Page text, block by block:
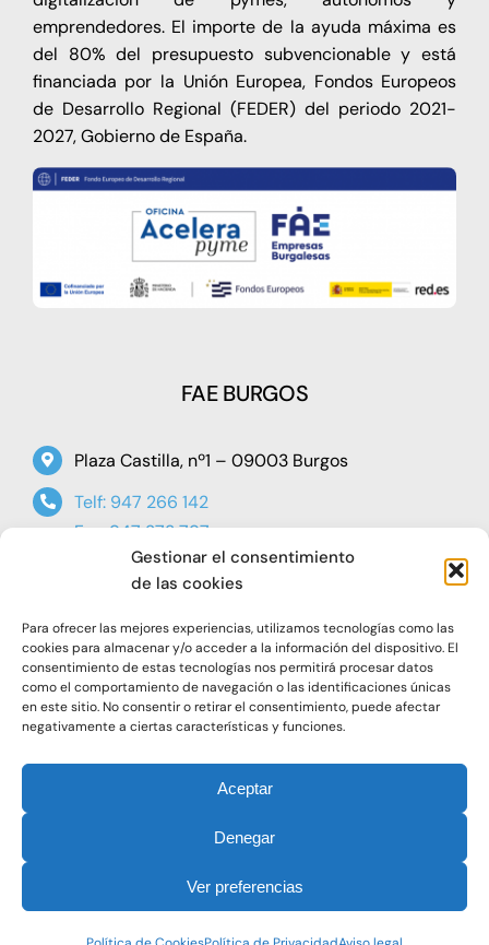
Gestionar el consentimiento
de las cookies
Para ofrecer las mejores experiencias, utilizamos tecnologías como las
cookies para almacenar y/o acceder a la información del dispositivo. El
consentimiento de estas tecnologías nos permitirá procesar datos
como el comportamiento de navegación o las identificaciones únicas
en este sitio. No consentir o retirar el consentimiento, puede afectar
negativamente a ciertas características y funciones.
Aceptar
Denegar
Ver preferencias
emprendedores. El importe de la ayuda máxima es
del 80% del presupuesto subvencionable y está
financiada por la Unión Europea, Fondos Europeos
de Desarrollo Regional (FEDER) del periodo 2021-
2027, Gobierno de España.
FAE BURGOS
Plaza Castilla, nº1 – 09003 Burgos
Telf: 947 266 142
Fax: 947 273 797
oap@faeburgos.org
|Política de Privacidad|Política de Cookies